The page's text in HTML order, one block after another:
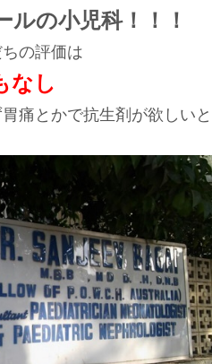
の小児科！！！
の評価は
なし
痛とかで抗生剤が欲しい